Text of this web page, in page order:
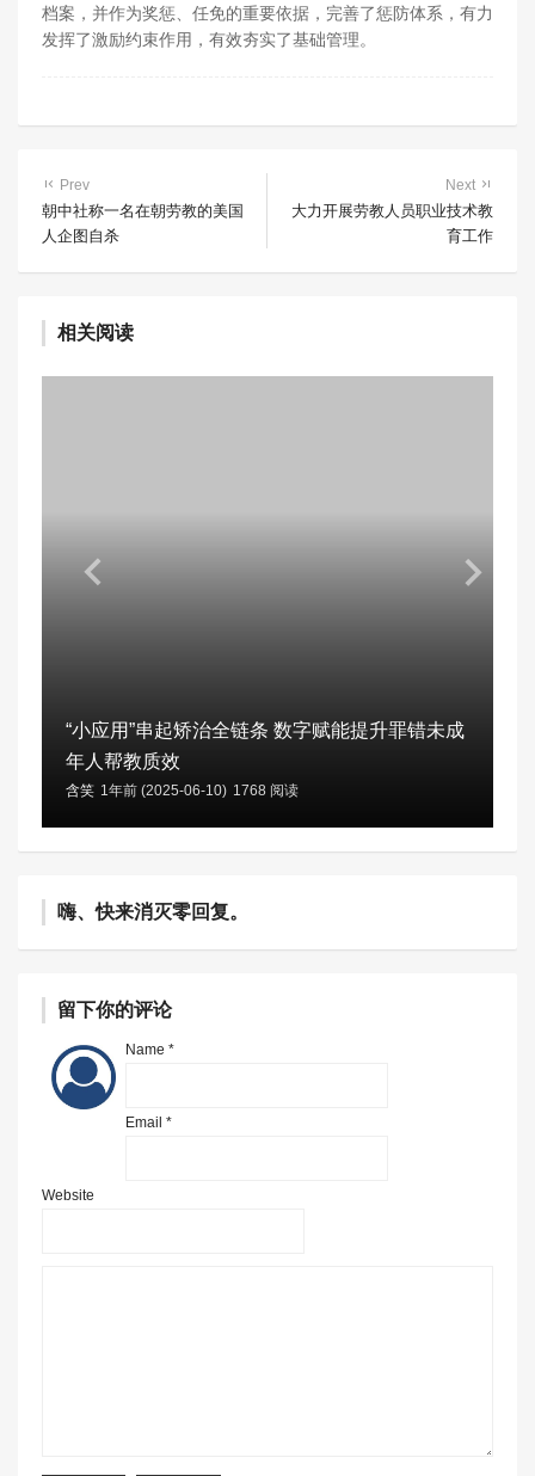
档案，并作为奖惩、任免的重要依据，完善了惩防体系，有力
发挥了激励约束作用，有效夯实了基础管理。
Prev
朝中社称一名在朝劳教的美国
人企图自杀
Next
大力开展劳教人员职业技术教
育工作
相关阅读
“小应用”串起矫治全链条 数字赋能提升罪错未成
年人帮教质效
含笑 1年前 (2025-06-10) 1768 阅读
嗨、快来消灭零回复。
留下你的评论
Name *
Email *
Website